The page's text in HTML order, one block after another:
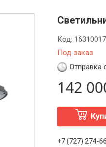
Под заказ
Код:
Отправка
142
+7 (727) 274-